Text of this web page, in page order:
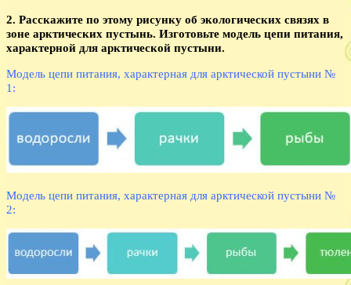
2. Расскажите по этому рисунку об экологических связях в
зоне арктических пустынь. Изготовьте модель цепи питания,
характерной для арктической пустыни.
Модель цепи питания, характерная для арктической пустыни №
1:
Модель цепи питания, характерная для арктической пустыни №
2: